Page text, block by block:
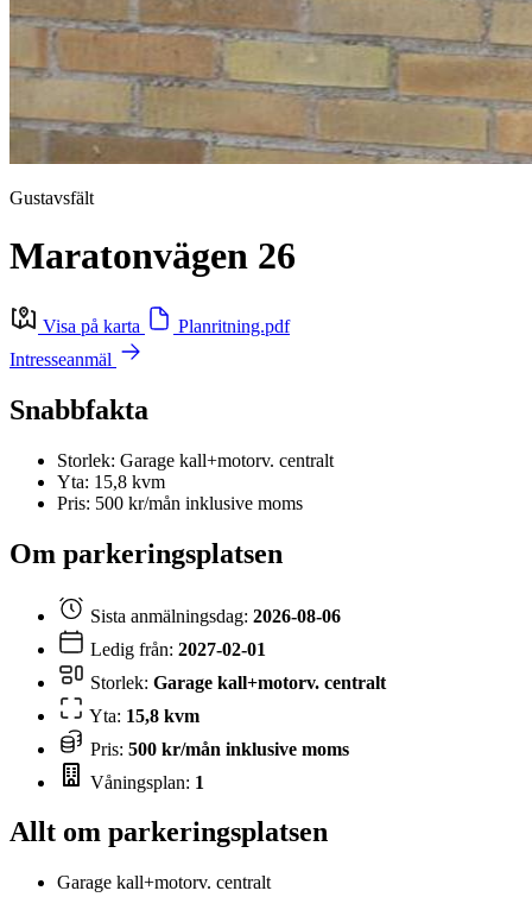
Gustavsfält
Maratonvägen 26
Visa på karta
Planritning.pdf
Intresseanmäl
Snabbfakta
Storlek: Garage kall+motorv. centralt
Yta: 15,8 kvm
Pris: 500 kr/mån inklusive moms
Om parkeringsplatsen
Sista anmälningsdag: 2026-08-06
Ledig från: 2027-02-01
Storlek: Garage kall+motorv. centralt
Yta: 15,8 kvm
Pris: 500 kr/mån inklusive moms
Våningsplan: 1
Allt om parkeringsplatsen
Garage kall+motorv. centralt